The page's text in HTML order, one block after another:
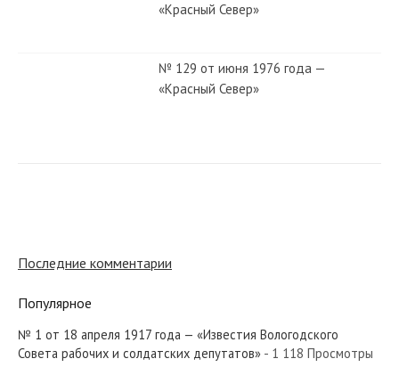
«Красный Север»
№ 129 от июня 1976 года —
«Красный Север»
«Красный Север»
Последние комментарии
Популярное
№ 1 от 18 апреля 1917 года — «Известия Вологодского
Совета рабочих и солдатских депутатов» - 1 118 Просмотры